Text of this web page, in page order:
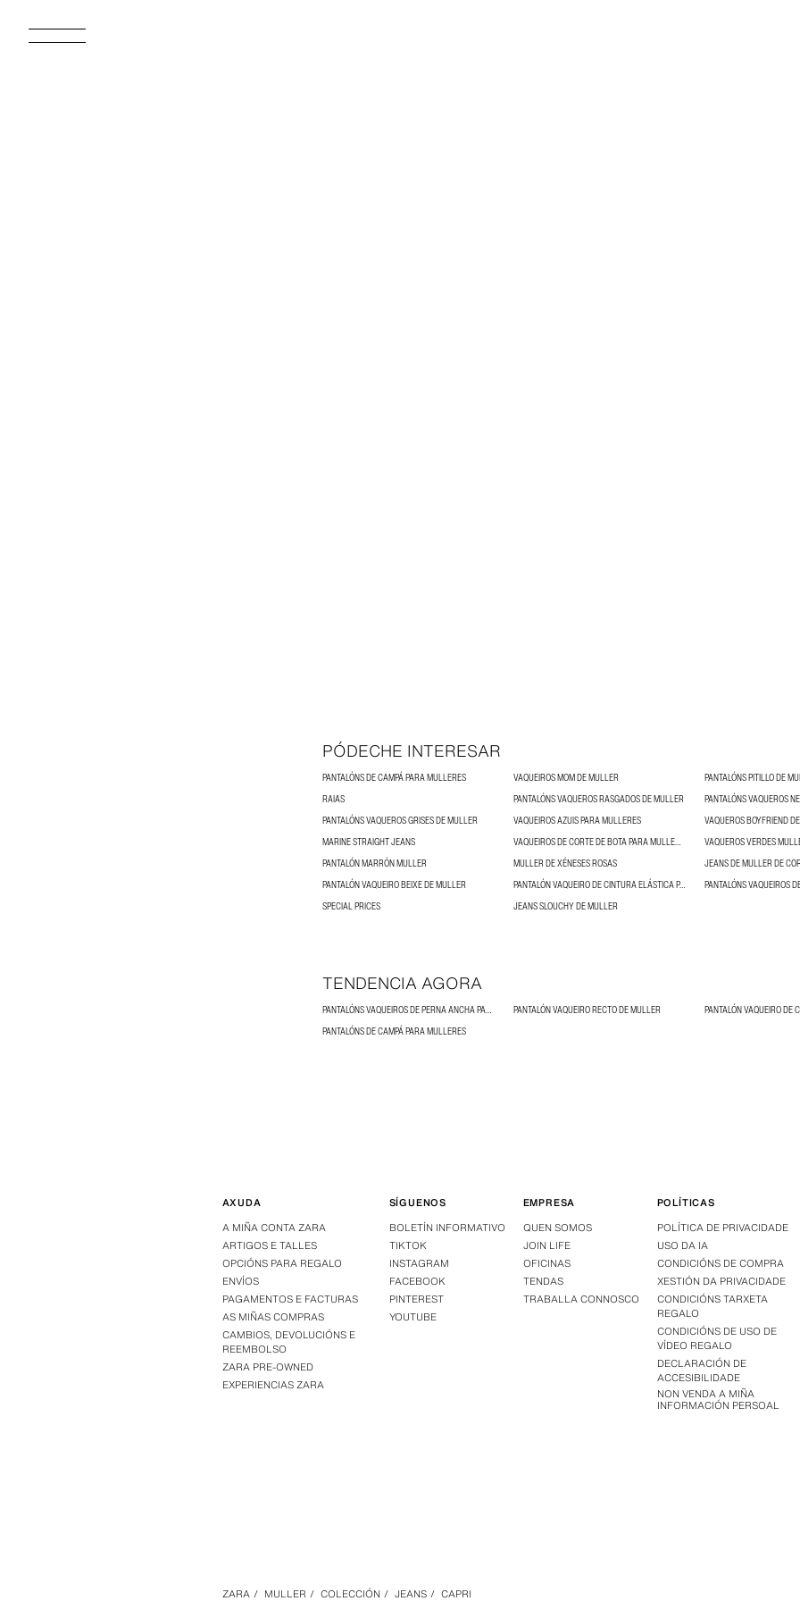
PÓDECHE INTERESAR
PANTALÓNS DE CAMPÁ PARA MULLERES VAQUEIROS MOM DE MULLER
PANTALÓNS PITILLO DE
RAIAS
PANTALÓNS VAQUEROS RASGADOS DE MULLER
PANTALÓNS VAQUEROS
PANTALÓNS VAQUEROS GRISES DE MULLER
VAQUEIROS AZUIS PARA MULLERES
VAQUEROS BOYFRIEND
MARINE STRAIGHT JEANS
VAQUEIROS DE CORTE DE BOTA PARA MULLERES
VAQUEROS VERDES
PANTALÓN MARRÓN MULLER
MULLER DE XÉNESES ROSAS
JEANS DE MULLER DE
PANTALÓN VAQUEIRO BEIXE DE MULLER
PANTALÓN VAQUEIRO DE CINTURA ELÁSTICA PARA MULLERES
SPECIAL PRICES
JEANS SLOUCHY DE MULLER
TENDENCIA AGORA
PANTALÓNS VAQUEIROS DE PERNA ANCHA PARA MULLERES PANTALÓN VAQUEIRO RECTO DE MULLER
PANTALÓNS DE CAMPÁ PARA MULLERES
AXUDA
A MIÑA CONTA ZARA
ARTIGOS E TALLES
OPCIÓNS PARA REGALO
ENVÍOS
PAGAMENTOS E FACTURAS
AS MIÑAS COMPRAS
CAMBIOS, DEVOLUCIÓNS E
REEMBOLSO
ZARA PRE-OWNED
EXPERIENCIAS ZARA
SÍGUENOS
BOLETÍN INFORMATIVO
TIKTOK
INSTAGRAM
FACEBOOK
PINTEREST
YOUTUBE
EMPRESA
QUEN SOMOS
JOIN LIFE
OFICINAS
TENDAS
TRABALLA CONNOSCO
POLÍTICAS
POLÍTICA DE PRIVACIDADE
USO DA IA
CONDICIÓNS DE COMPRA
XESTIÓN DA PRIVACIDADE
CONDICIÓNS TARXETA
REGALO
CONDICIÓNS DE USO DE
VÍDEO REGALO
DECLARACIÓN DE
ACCESIBILIDADE
NON VENDA A MIÑA
INFORMACIÓN PERSOAL
ZARA / MULLER / COLECCIÓN / JEANS / CAPRI